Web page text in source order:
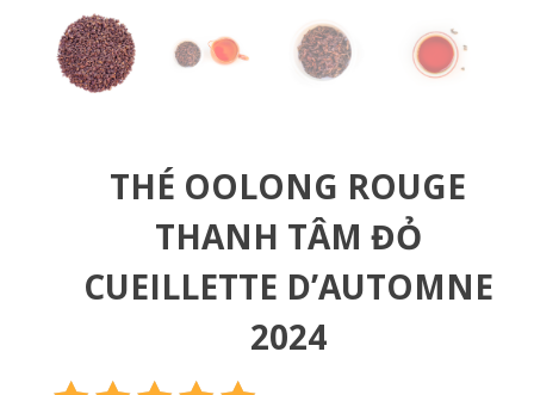
THÉ OOLONG ROUGE
THANH TÂM ĐỎ
CUEILLETTE D’AUTOMNE
2024